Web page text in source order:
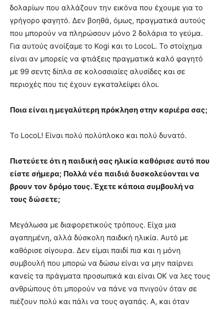
δολαρίων που αλλάζουν την εικόνα που έχουμε για το
γρήγορο φαγητό. Δεν βοηθά, όμως, πραγματικά αυτούς
που μπορούν να πληρώσουν μόνο 2 δολάρια το γεύμα.
Για αυτούς ανοίξαμε το Kogi και το LocoL. To στοίχημα
είναι αν μπορείς να φτιάξεις πραγματικά καλό φαγητό
με 99 σεντς δίπλα σε κολοσσιαίες αλυσίδες και σε
περιοχές που τις έχουν εγκαταλείψει όλοι.
Ποια είναι η μεγαλύτερη πρόκληση στην καριέρα σας;
Το LocoL! Είναι πολύ πολύπλοκο και πολύ δυνατό.
Πιστεύετε ότι η παιδική σας ηλικία καθόρισε αυτό που
είστε σήμερα; Πολλά νέα παιδιά δυσκολεύονται να
βρουν τον δρόμο τους. Έχετε κάποια συμβουλή να
τους δώσετε;
Μεγάλωσα με διαφορετικούς τρόπους. Είχα μια
αγαπημένη, αλλά δύσκολη παιδική ηλικία. Αυτό με
καθόρισε σίγουρα. Δεν είμαι παιδί πια και η μόνη
συμβουλή που μπορώ να δώσω είναι να μην παίρνει
κανείς τα πράγματα προσωπικά και είναι ΟΚ να λες τους
ανθρώπους ότι μπορούν να πάνε να πνιγούν όταν σε
πιέζουν πολύ και πάλι να τους αγαπάς. Α, και όταν